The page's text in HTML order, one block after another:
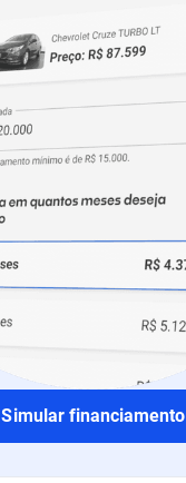
Simular financiamento